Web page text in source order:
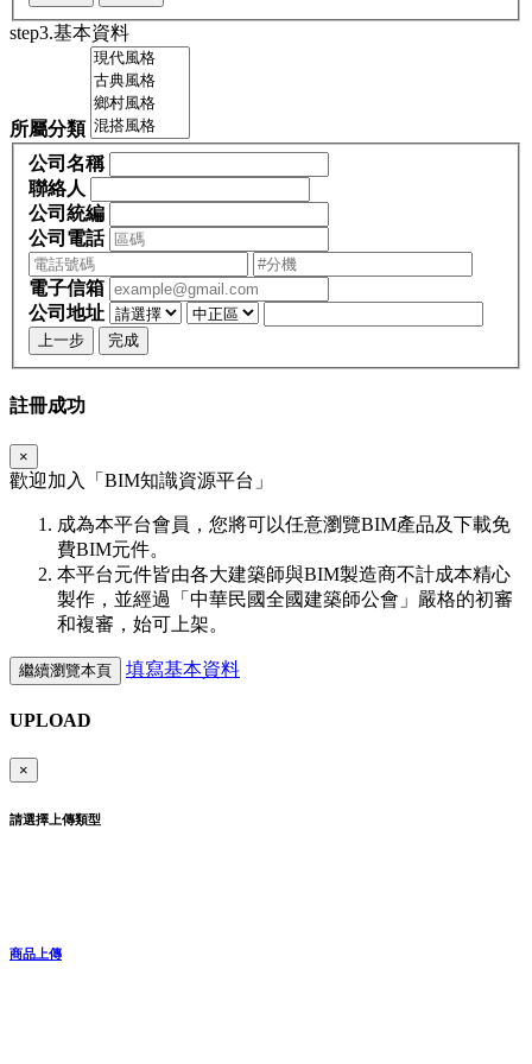
step3.基本資料
所屬分類
公司名稱
聯絡人
公司統編
公司電話
電子信箱
公司地址
上一步 完成
註冊成功
×
歡迎加入「 BIM知識資源平台」
成為本平台會員，您將可以任意瀏覽BIM產品及下載免
費BIM元件。
本平台元件皆由各大建築師與BIM製造商不計成本精心
製作，並經過「中華民國全國建築師公會」嚴格的初審
和複審，始可上架。
繼續瀏覽本頁 填寫基本資料
UPLOAD
×
請選擇上傳類型
商品上傳